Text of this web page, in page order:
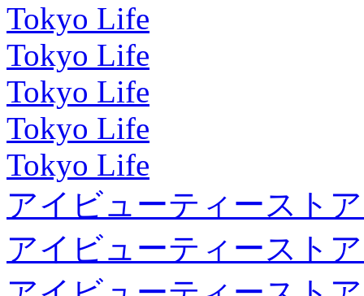
Tokyo Life
Tokyo Life
Tokyo Life
Tokyo Life
Tokyo Life
アイビューティースト
アイビューティースト